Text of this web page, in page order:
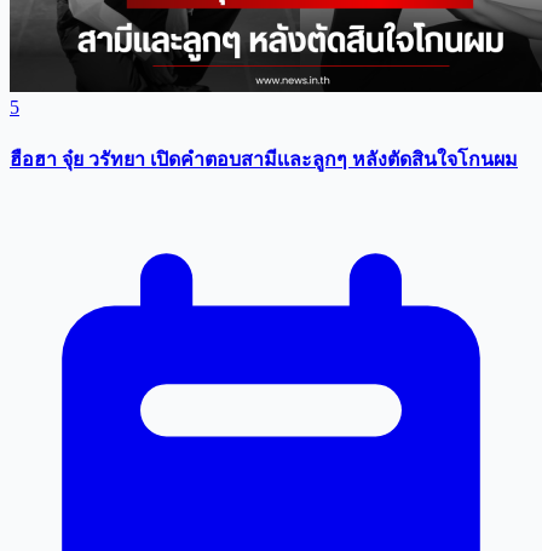
5
ฮือฮา จุ๋ย วรัทยา เปิดคำตอบสามีเเละลูกๆ หลังตัดสินใจโกนผม